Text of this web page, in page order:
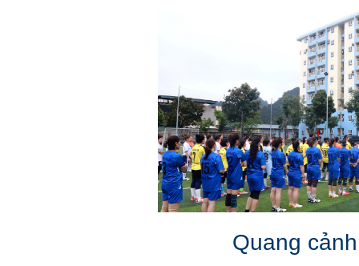
Quang